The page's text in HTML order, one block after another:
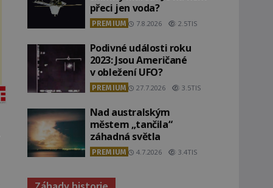
přeci jen voda?
PREMIUM 7.8.2026 2.5TIS
Podivné události roku
2023: Jsou Američané
v obležení UFO?
PREMIUM 27.7.2026 3.5TIS
Nad australským
městem „tančila“
záhadná světla
PREMIUM 4.7.2026 3.4TIS